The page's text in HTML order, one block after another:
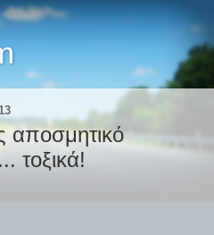
αποσμητικό
τοξικά!